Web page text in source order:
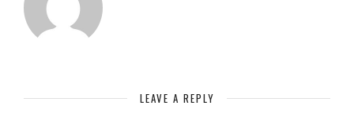
LEAVE A REPLY